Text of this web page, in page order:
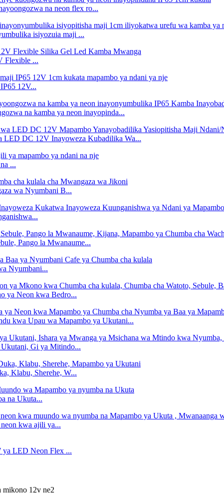
na neon flex ro...
isiyozuia maji ...
Flexible ...
12V...
na kamba ya neon inayopinda...
LED DC 12V Inayoweza Kubadilika Wa...
...
wa Nyumbani B...
Pango la Mwanaume...
Nyumbani...
ya Neon kwa Bedro...
kwa Upau wa Mapambo ya Ukutani...
Gi ya Mitindo...
Klabu, Sherehe, W...
na Ukuta...
kwa ajili ya...
LED Neon Flex ...